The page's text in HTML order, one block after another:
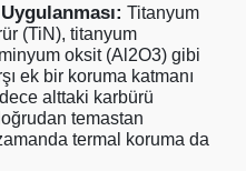
Titanyum
(TiN), titanyum
oksit (Al2O3) gibi
ek bir koruma katmanı
alttaki karbürü
temastan
termal koruma da